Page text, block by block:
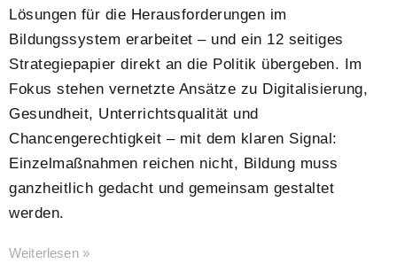
Lösungen für die Herausforderungen im
Bildungssystem erarbeitet – und ein 12 seitiges
Strategiepapier direkt an die Politik übergeben. Im
Fokus stehen vernetzte Ansätze zu Digitalisierung,
Gesundheit, Unterrichtsqualität und
Chancengerechtigkeit – mit dem klaren Signal:
Einzelmaßnahmen reichen nicht, Bildung muss
ganzheitlich gedacht und gemeinsam gestaltet
werden.
Weiterlesen »